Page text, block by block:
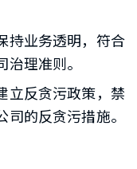
持业务透明，符合
理准则。
立反贪污政策，禁
的反贪污措施。